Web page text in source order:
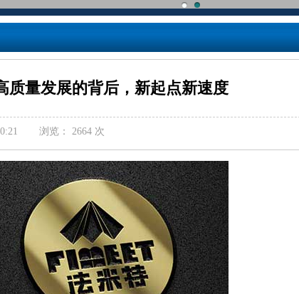
质量发展的背后，新起点新速度
浏览： 2664 次